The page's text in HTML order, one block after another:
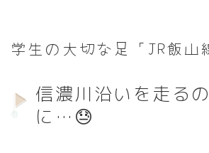
学生の大切な足「JR飯山
信濃川沿いを走る
に…😓